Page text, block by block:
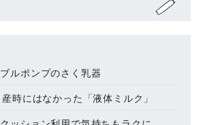
ルポンプのさく乳器
時にはなかった「液体ミルク」